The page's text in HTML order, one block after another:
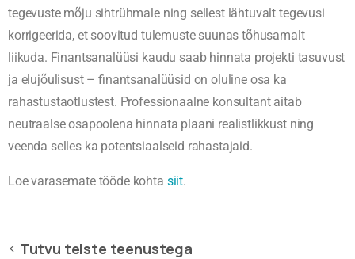
tegevuste mõju sihtrühmale ning sellest lähtuvalt tegevusi
korrigeerida, et soovitud tulemuste suunas tõhusamalt
liikuda. Finantsanalüüsi kaudu saab hinnata projekti tasuvust
ja elujõulisust – finantsanalüüsid on oluline osa ka
rahastustaotlustest. Professionaalne konsultant aitab
neutraalse osapoolena hinnata plaani realistlikkust ning
veenda selles ka potentsiaalseid rahastajaid.
Loe varasemate tööde kohta siit.
Tutvu teiste teenustega